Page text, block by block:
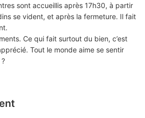
sont accueillis après 17h30, à partir
se vident, et après la fermeture. Il fait
Ce qui fait surtout du bien, c’est
Tout le monde aime se sentir